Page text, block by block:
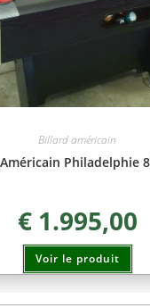
Billard américain
Philadelphie
€1.995,00
Voir le produit